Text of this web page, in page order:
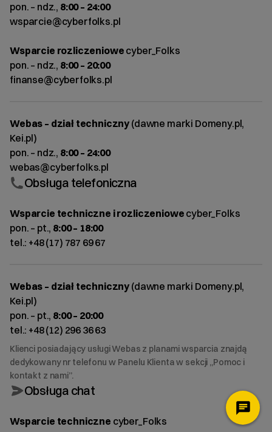
pon. – ndz., 8:00 – 24:00
wsparcie@cyberfolks.pl
Wsparcie rozliczeniowe cyber_Folks
pon. – ndz., 8:00 – 20:00
finanse@cyberfolks.pl
Webas – dział techniczny (dawne marki Domeny.pl,
Kei.pl)
pon. – ndz., 8:00 – 24:00
webas@cyberfolks.pl
Obsługa telefoniczna
Wsparcie techniczne i rozliczeniowe cyber_Folks
pon. – pt., 8:00 – 18:00
tel.: +48 (17) 787 69 67
Webas – dział techniczny (dawne marki Domeny.pl,
Kei.pl)
pon. – pt., 8:00 – 20:00
tel.: +48 (12) 296 36 63
Klienci posiadający usługi Webas z planami wsparcia znajdą
dedykowany nr telefonu w Panelu Klienta w sekcji „Pomoc i
kontakt z nami”.
Obsługa chat
Wsparcie techniczne cyber_Folks